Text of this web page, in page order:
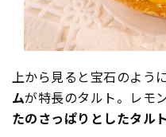
上から見ると宝石のよう
ムが特長のタルト。 レモ
たのさっぱりとしたタルト